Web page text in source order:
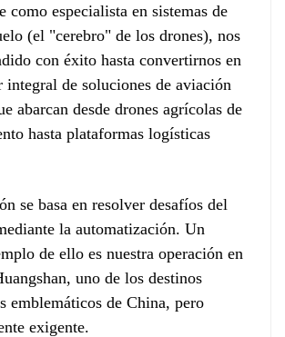
como especialista en sistemas de
(el "cerebro" de los drones), nos
con éxito hasta convertirnos en
integral de soluciones de aviación
abarcan desde drones agrícolas de
hasta plataformas logísticas
se basa en resolver desafíos del
la automatización. Un
de ello es nuestra operación en
uno de los destinos
emblemáticos de China, pero
exigente.